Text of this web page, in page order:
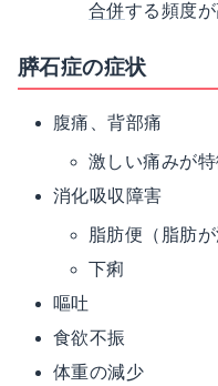
合併する頻度
膵石症の症状
腹痛、背部痛
激しい痛みが
消化吸収障害
脂肪便（脂肪が
下痢
嘔吐
食欲不振
体重の減少